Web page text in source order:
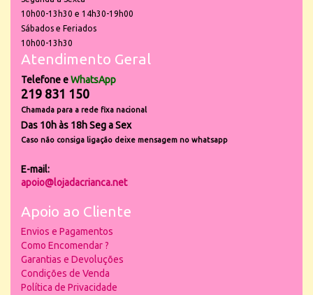
10h00-13h30 e 14h30-19h00
Sábados e Feriados
10h00-13h30
Atendimento Geral
Telefone eWhatsApp
219 831 150
Chamada para a rede fixa nacional
Das 10h às 18h Seg a Sex
Caso não consiga ligação deixe mensagem no whatsapp
E-mail:
apoio@lojadacrianca.net
Apoio ao Cliente
Envios e Pagamentos
Como Encomendar ?
Garantias e Devoluções
Condições de Venda
Política de Privacidade